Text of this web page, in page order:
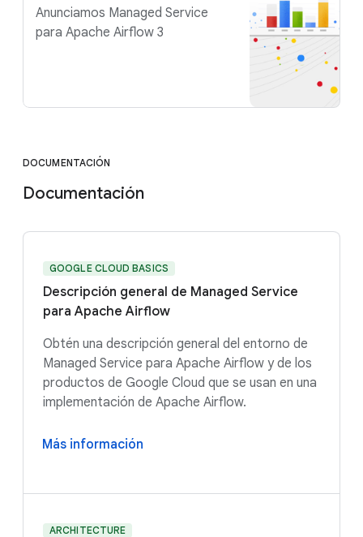
Anunciamos Managed Service
para Apache Airflow 3
DOCUMENTACIÓN
Documentación
GOOGLE CLOUD BASICS
Descripción general de Managed Service
para Apache Airflow
Obtén una descripción general del entorno de
Managed Service para Apache Airflow y de los
productos de Google Cloud que se usan en una
implementación de Apache Airflow.
Más información
ARCHITECTURE